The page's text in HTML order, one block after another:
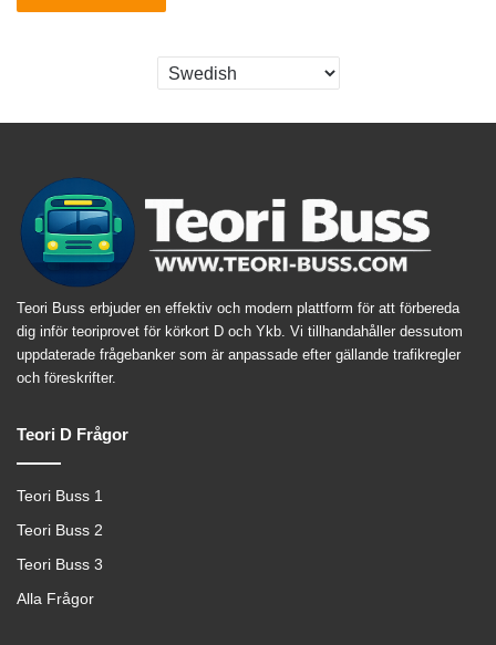
Teori Buss erbjuder en effektiv och modern plattform för att förbereda
dig inför teoriprovet för körkort D och Ykb. Vi tillhandahåller dessutom
uppdaterade frågebanker som är anpassade efter gällande trafikregler
och föreskrifter.
Teori D Frågor
Teori Buss 1
Teori Buss 2
Teori Buss 3
Alla Frågor